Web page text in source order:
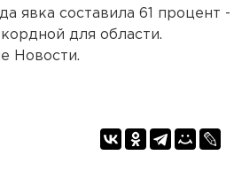
явка составила 61 процент -
для области.
Новости.